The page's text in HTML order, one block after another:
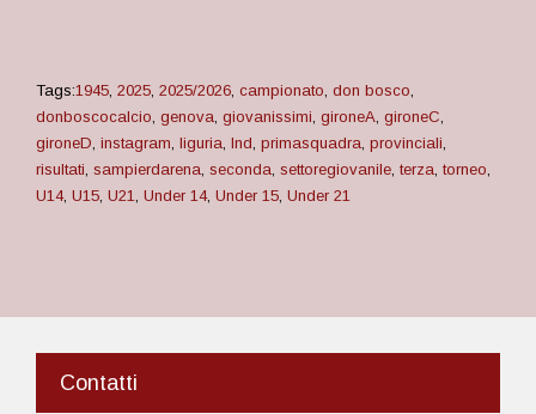
Tags:1945, 2025, 2025/2026, campionato, don bosco,
donboscocalcio, genova, giovanissimi, gironeA, gironeC,
gironeD, instagram, liguria, lnd, primasquadra, provinciali,
risultati, sampierdarena, seconda, settoregiovanile, terza, torneo,
U14, U15, U21, Under 14, Under 15, Under 21
Contatti